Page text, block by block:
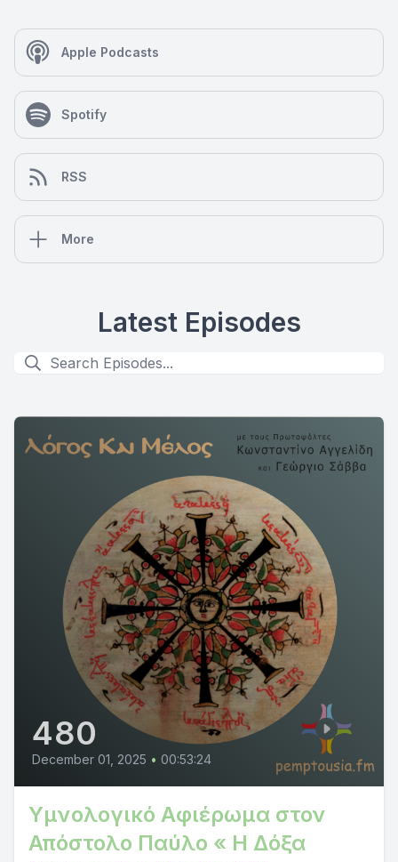
Apple Podcasts
Spotify
RSS
More
Latest Episodes
480
December 01, 2025 • 00:53:24
Υμνολογικό Αφιέρωμα στον
Απόστολο Παύλο « Η Δόξα